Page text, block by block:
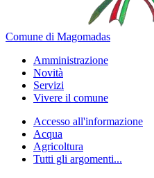
Comune di Magomadas
Amministrazione
Novità
Servizi
Vivere il comune
Accesso all'informazione
Acqua
Agricoltura
Tutti gli argomenti...